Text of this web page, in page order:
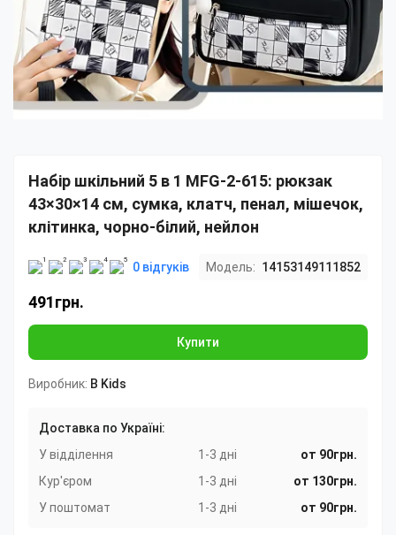
Набір шкільний 5 в 1 MFG-2-615: рюкзак
43×30×14 см, сумка, клатч, пенал, мішечок,
клітинка, чорно-білий, нейлон
0 відгуків Модель: 14153149111852
491грн.
Купити
Виробник: B Kids
Доставка по Україні:
У відділення
1-3 дні
от 90грн.
Кур'єром
1-3 дні
от 130грн.
У поштомат
1-3 дні от 90грн.